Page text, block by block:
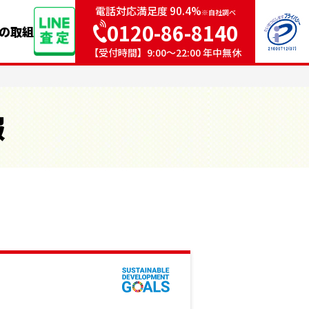
取組
電話対応満足度 90.4%※自社調べ
0120-86-8140
【受付時間】9:00〜22:00 年中無休